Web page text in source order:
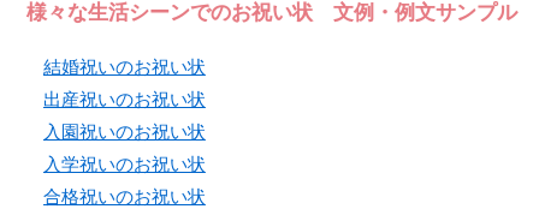
様々な生活シーンでのお祝い状 文例・例文サンプル
結婚祝いのお祝い状
出産祝いのお祝い状
入園祝いのお祝い状
入学祝いのお祝い状
合格祝いのお祝い状